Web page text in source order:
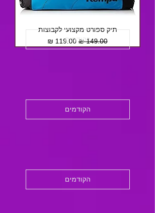
תיק ספורט מקצועי לקבוצות
מחיר רגיל מחיר מבצעהקודמים
הקודמים
הקודמים